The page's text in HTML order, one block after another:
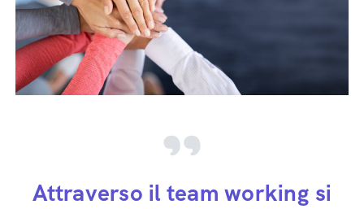
Attraverso il team working si